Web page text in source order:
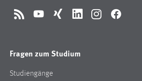
RSS YouTubeXing LinkedInInstagramFacebook
Fragen zum Studium
Studiengänge